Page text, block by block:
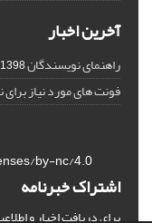
آخرین اخبار
راهنمای نویسندگان1398-03-23
فونت های مورد نیاز
by-nc/4.0/
اشتراک خبرنامه
برای دریافت اخبار و